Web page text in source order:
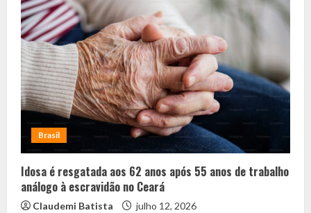
Brasil
Idosa é resgatada aos 62 anos após 55 anos de trabalho
análogo à escravidão no Ceará
Claudemi Batista julho 12, 2026